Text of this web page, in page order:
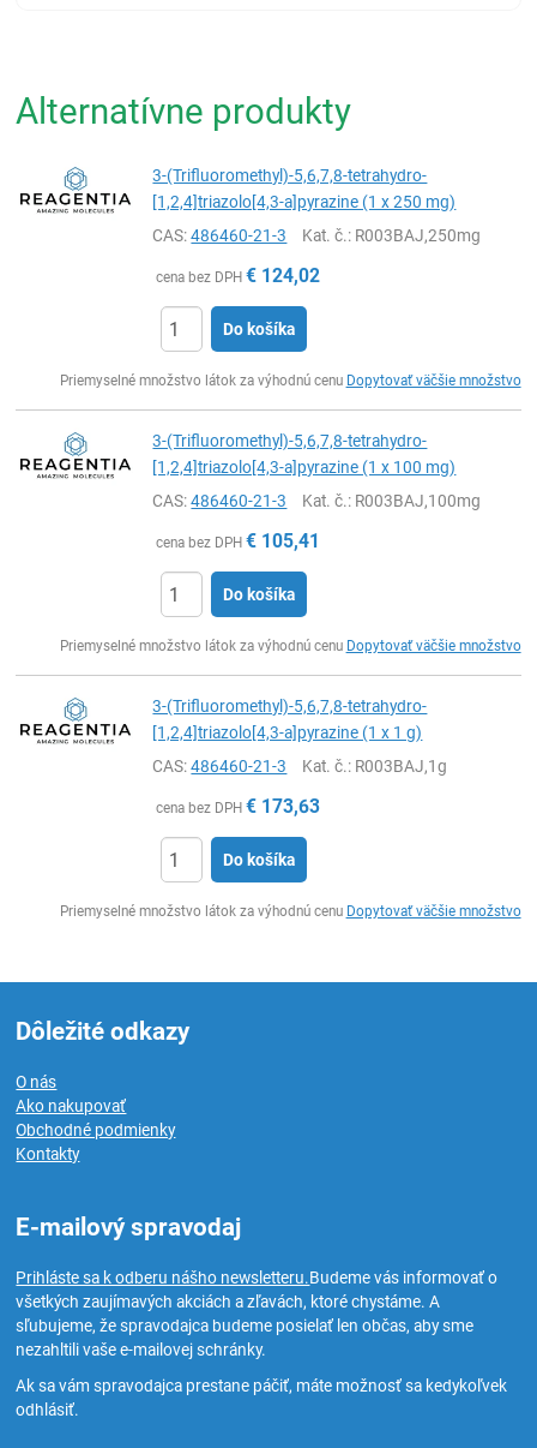
Alternatívne produkty
3-(Trifluoromethyl)-5,6,7,8-tetrahydro-
[1,2,4]triazolo[4,3-a]pyrazine (1 x 250 mg)
CAS:486460-21-3 Kat. č.: R003BAJ,250mg
cena bez DPH € 124,02
Do košíka
Priemyselné množstvo látok za výhodnú cenu Dopytovať väčšie množstvo
3-(Trifluoromethyl)-5,6,7,8-tetrahydro-
[1,2,4]triazolo[4,3-a]pyrazine (1 x 100 mg)
CAS:486460-21-3 Kat. č.: R003BAJ,100mg
cena bez DPH € 105,41
Do košíka
Priemyselné množstvo látok za výhodnú cenu Dopytovať väčšie množstvo
3-(Trifluoromethyl)-5,6,7,8-tetrahydro-
[1,2,4]triazolo[4,3-a]pyrazine (1 x 1 g)
CAS:486460-21-3 Kat. č.: R003BAJ,1g
cena bez DPH € 173,63
Do košíka
Priemyselné množstvo látok za výhodnú cenu Dopytovať väčšie množstvo
Dôležité odkazy
O nás
Ako nakupovať
Obchodné podmienky
Kontakty
E-mailový spravodaj
Prihláste sa k odberu nášho newsletteru.Budeme vás informovať o
všetkých zaujímavých akciách a zľavách, ktoré chystáme. A
sľubujeme, že spravodajca budeme posielať len občas, aby sme
nezahltili vaše e-mailovej schránky.
Ak sa vám spravodajca prestane páčiť, máte možnosť sa kedykoľvek
odhlásiť.